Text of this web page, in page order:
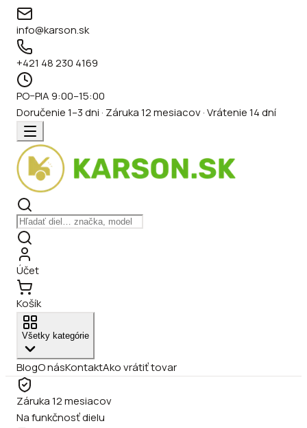
info@karson.sk
+421 48 230 4169
PO–PIA 9:00–15:00
Doručenie 1–3 dni · Záruka 12 mesiacov · Vrátenie 14 dní
Účet
Košík
Všetky kategórie
BlogO násKontaktAko vrátiť tovar
Záruka 12 mesiacov
Na funkčnosť dielu